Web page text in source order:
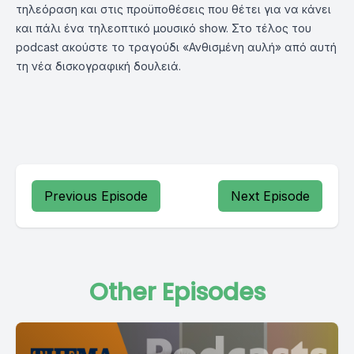
τηλεόραση και στις προϋποθέσεις που θέτει για να κάνει
και πάλι ένα τηλεοπτικό μουσικό show. Στο τέλος του
podcast ακούστε το τραγούδι «Ανθισμένη αυλή» από αυτή
τη νέα δισκογραφική δουλειά.
Previous Episode Next Episode
Other Episodes